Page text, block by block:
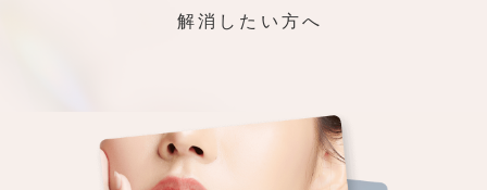
解消したい方へ